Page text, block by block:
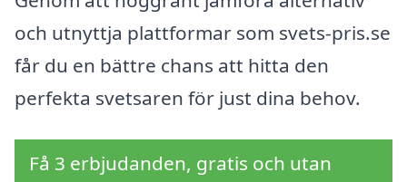
och utnyttja plattformar som svets-pris.se
får du en bättre chans att hitta den
perfekta svetsaren för just dina behov.
Få 3 erbjudanden, gratis och utan